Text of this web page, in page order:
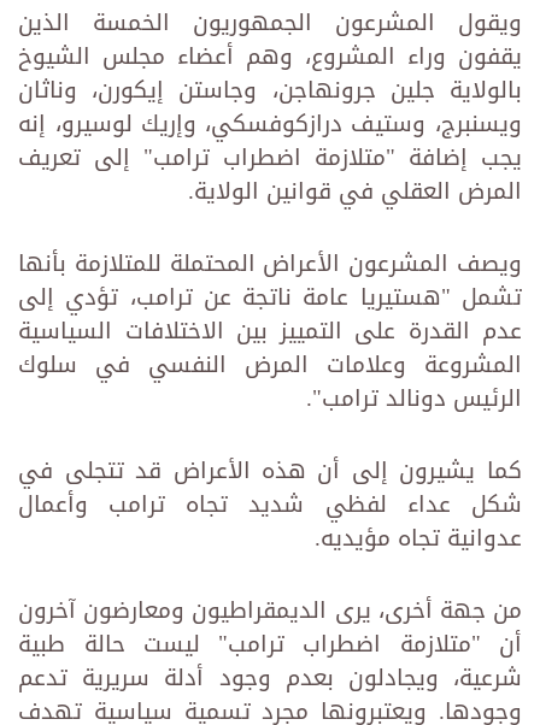
ويقول المشرعون الجمهوريون الخمسة الذين
يقفون وراء المشروع، وهم أعضاء مجلس الشيوخ
بالولاية جلين جرونهاجن، وجاستن إيكورن، وناثان
ويسنبرج، وستيف درازكوفسكي، وإريك لوسيرو، إنه
يجب إضافة "متلازمة اضطراب ترامب" إلى تعريف
المرض العقلي في قوانين الولاية.
ويصف المشرعون الأعراض المحتملة للمتلازمة بأنها
تشمل "هستيريا عامة ناتجة عن ترامب، تؤدي إلى
عدم القدرة على التمييز بين الاختلافات السياسية
المشروعة وعلامات المرض النفسي في سلوك
الرئيس دونالد ترامب".
كما يشيرون إلى أن هذه الأعراض قد تتجلى في
شكل عداء لفظي شديد تجاه ترامب وأعمال
عدوانية تجاه مؤيديه.
من جهة أخرى، يرى الديمقراطيون ومعارضون آخرون
أن "متلازمة اضطراب ترامب" ليست حالة طبية
شرعية، ويجادلون بعدم وجود أدلة سريرية تدعم
وجودها. ويعتبرونها مجرد تسمية سياسية تهدف